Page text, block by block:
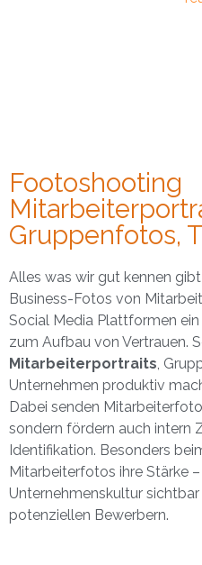
Footoshooting
Gruppenfotos,
Alles was wir gut kennen
Business-Fotos von
Social Media Plattformen
zum Aufbau von Vertrauen.
Mitarbeiterportraits,
Unternehmen produktiv
Dabei senden
sondern fördern auch intern
Identifikation. Besonders
Mitarbeiterfotos ihre Stärke
Unternehmenskultur
potenziellen Bewerbern.